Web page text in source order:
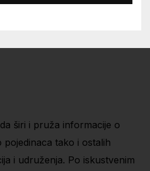
širi i pruža informacije o
tako i ostalih
i udruženja. Po iskustvenim